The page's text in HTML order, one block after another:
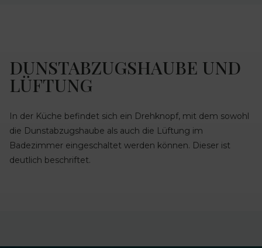
DUNSTABZUGSHAUBE UND
LÜFTUNG
In der Küche befindet sich ein Drehknopf, mit dem sowohl
die Dunstabzugshaube als auch die Lüftung im
Badezimmer eingeschaltet werden können. Dieser ist
deutlich beschriftet.